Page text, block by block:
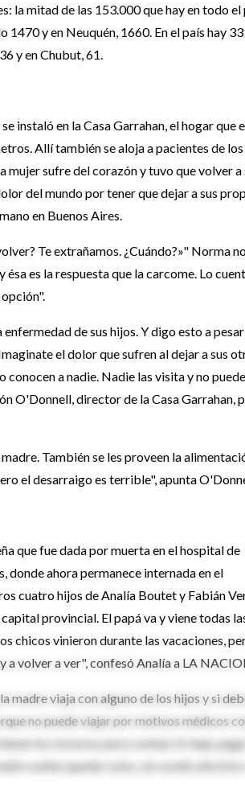
la mitad de las 153.000 que hay en todo el
1470 y en Neuquén, 1660. En el país hay
y en Chubut, 61.
instaló en la Casa Garrahan, el hogar que
Allí también se aloja a pacientes de los
sufre del corazón y tuvo que volver a
del mundo por tener que dejar a sus
en Buenos Aires.
Te extrañamos. ¿Cuándo?»" Norma
es la respuesta que la carcome. Lo
de sus hijos. Y digo esto a
el dolor que sufren al dejar a sus
conocen a nadie. Nadie las visita y no
O'Donnell, director de la Casa Garrahan,
También se les proveen la
el desarraigo es terrible", apunta
que fue dada por muerta en el hospital de
donde ahora permanece internada en el
cuatro hijos de Analía Boutet y Fabián
provincial. El papá va y viene todas
chicos vinieron durante las vacaciones,
a volver a ver", confesó Analía a LA
madre viaja con alguno de los hijos y si
no puede viajar por motivos médicos
los recursos para costear el viaje,
suelen quedar solos, sin sostén afectivo